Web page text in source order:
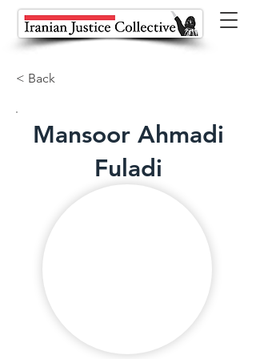
< Back
Mansoor Ahmadi
Fuladi